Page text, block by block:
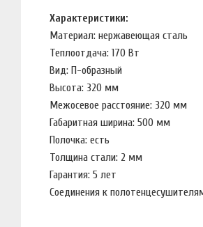
Характеристики:
Материал: нержавеющая сталь
Теплоотдача: 170 Вт
Вид: П-образный
Высота: 320 мм
Межосевое расстояние: 320 мм
Габаритная ширина: 500 мм
Полочка: есть
Толщина стали: 2 мм
Гарантия: 5 лет
Соединения к